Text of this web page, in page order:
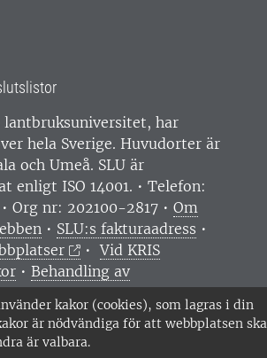
kakor (cookies), som lagras i din
är nödvändiga för att webbplatsen ska
är valbara.
lantbruksuniversitet, har
hela Sverige. Huvudorter är
och Umeå. SLU är
enligt ISO 14001. • Telefon:
Org nr: 202100-2817 • Om
• SLU:s fakturaadress •
•Vid KRIS
• Behandling av